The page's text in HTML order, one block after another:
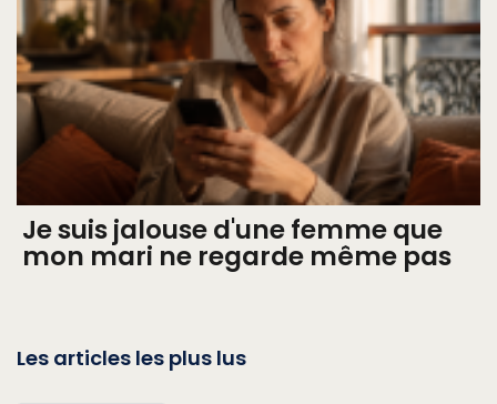
Je suis jalouse d'une femme que
mon mari ne regarde même pas
Les articles les plus lus